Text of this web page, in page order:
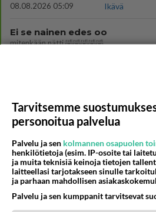
08.08.2026 05:09
Ikävä
Ei se nainen edes oo
mitenkään nätti 🤣🤣🤣🤣🤣
07.08.2026 21:51
Ikävä
Muistatko Mikkelin
Tarvitsemme
personoitua palvelua
Palvelu ja sen kolmannen osapuolen
henkilötietoja (esim. IP-osoite tai
ja muita teknisiä keinoja tietojen
laitteellasi tarjotakseen sinulle
ja parhaan mahdollisen
Palvelu ja sen kumppanit tarvitsevat